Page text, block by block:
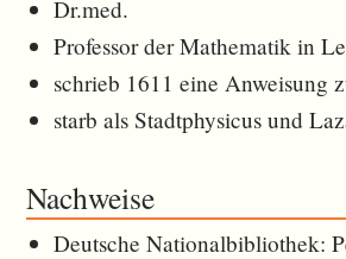
Dr.med.
Professor der Mathematik in
schrieb 1611 eine Anweisung
starb als Stadtphysicus und
Nachweise
Deutsche Nationalbibliothek: